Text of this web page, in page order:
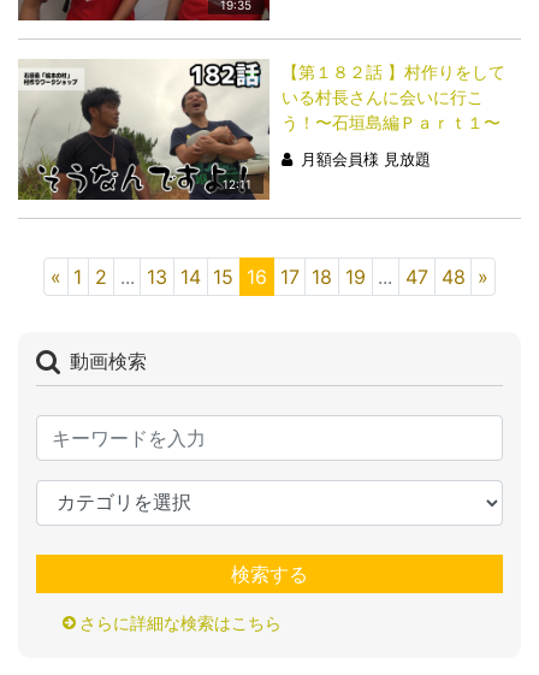
19:35
12:11
【第１８２話 】村作りをして
いる村長さんに会いに行こ
う！〜石垣島編Ｐａｒｔ１〜
月額会員様 見放題
« 1 2 ... 13 14 15 16 17 18 19 ... 47 48 »
動画検索
検索する
さらに詳細な検索はこちら